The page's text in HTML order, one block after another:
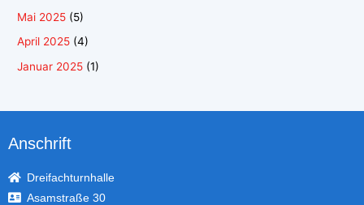
Mai 2025 (5)
April 2025 (4)
Januar 2025 (1)
Anschrift
Dreifachturnhalle
Asamstraße 30